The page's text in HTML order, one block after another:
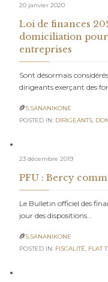
20 janvier 2020
Loi de finances
domiciliation pour
entreprises
Sont désormais
dirigeants exerçant des
S.SANANIKONE
POSTED IN: DIRIGEANTS,
23 décembre 2019
PFU : Bercy
Le Bulletin officiel des
jour des dispositions…
S.SANANIKONE
POSTED IN: FISCALITÉ, FLAT